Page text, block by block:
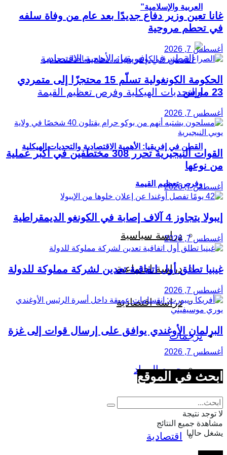
العربية والإسلامية”
القطن في إفريقيا: الأهمية الاقتصادية والتحديات الهيكلية
وفرص تعظيم القيمة
دراسة سياسية
دراسة اجتماعية
دراسة اقتصادية
ترجمات
جميع المواد
اقتصادية
غانا تعين وزير دفاع جديدًا بعد عام من وفاة سلفه
في تحطم مروحية
أغسطس 7, 2026
الحكومة الكونغولية تسلّم 15 محتجزًا إلى متمردي
23 مارس
أغسطس 7, 2026
القوات النيجيرية تحرر 308 مختطفين في أكبر عملية
من نوعها
أغسطس 7, 2026
إيبولا يتجاوز 4 آلاف إصابة في الكونغو الديمقراطية
أغسطس 7, 2026
غينيا تطلق أول اتفاقية تعدين لشركة مملوكة للدولة
أغسطس 7, 2026
البرلمان الأوغندي يوافق على إرسال قوات إلى غزة
أغسطس 7, 2026
ابحث في الموقع
لا توجد نتيجة
مشاهدة جميع النتائج
يشغل حاليا